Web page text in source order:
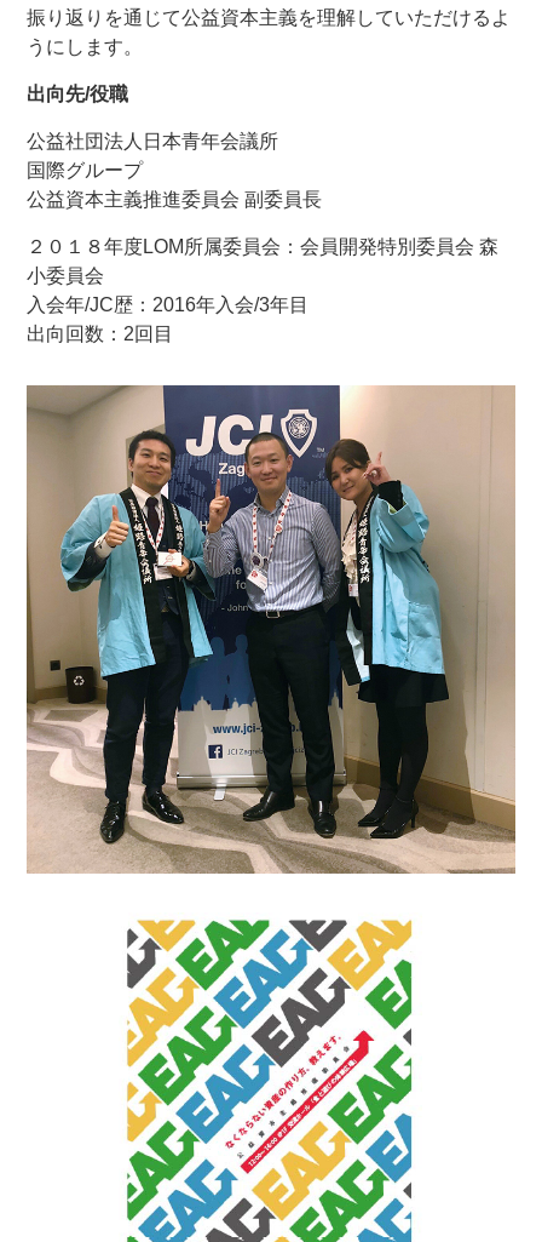
振り返りを通じて公益資本主義を理解していただけるよ
うにします。
出向先/役職
公益社団法人日本青年会議所
国際グループ
公益資本主義推進委員会 副委員長
２０１８年度LOM所属委員会：会員開発特別委員会 森
小委員会
入会年/JC歴：2016年入会/3年目
出向回数：2回目